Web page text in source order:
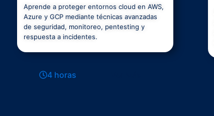
Aprende a proteger entornos cloud en AWS,
Azure y GCP mediante técnicas avanzadas
de seguridad, monitoreo, pentesting y
respuesta a incidentes.
4 horas